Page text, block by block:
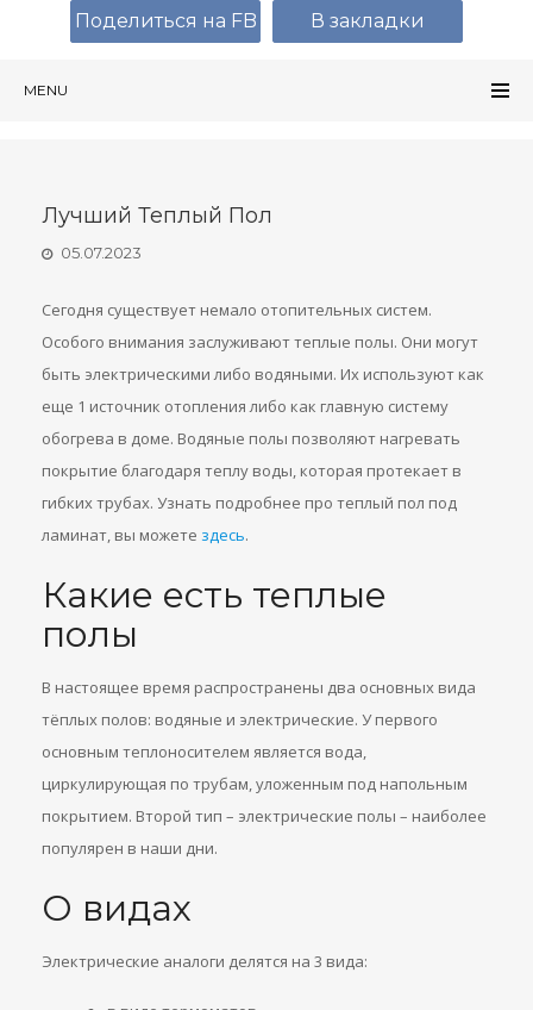
MENU
Лучший Теплый Пол
05.07.2023
Сегодня существует немало отопительных систем.
Особого внимания заслуживают теплые полы. Они могут
быть электрическими либо водяными. Их используют как
еще 1 источник отопления либо как главную систему
обогрева в доме. Водяные полы позволяют нагревать
покрытие благодаря теплу воды, которая протекает в
гибких трубах. Узнать подробнее про теплый пол под
ламинат, вы можете здесь.
Какие есть теплые
полы
В настоящее время распространены два основных вида
тёплых полов: водяные и электрические. У первого
основным теплоносителем является вода,
циркулирующая по трубам, уложенным под напольным
покрытием. Второй тип – электрические полы – наиболее
популярен в наши дни.
О видах
Электрические аналоги делятся на 3 вида:
Поделиться на FB В закладки